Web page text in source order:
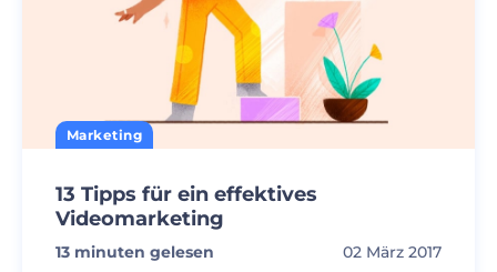
Marketing
13 Tipps für ein effektives
Videomarketing
13 minuten gelesen 02 März 2017